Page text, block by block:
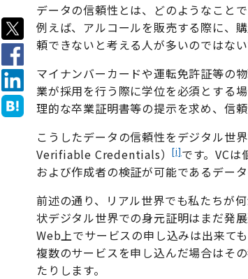
データの信頼性とは、どのようなこと
例えば、アルコールを販売する際に、
頼できないと考える人が多いのではな
マイナンバーカードや運転免許証等の
業が採用を行う際に学位を必須とする
理的な卒業証明書等の提示を求め、信
こうしたデータの信頼性をデジタル世
Verifiable Credentials）[i]です。VC
および作成者の検証が可能であるデータ
前述の通り、リアル世界でも私たちが
状デジタル世界での身元証明はまだ発展
Web上でサービスの申し込みは出来て
複数のサービスを申し込んだ場合はそ
たりします。